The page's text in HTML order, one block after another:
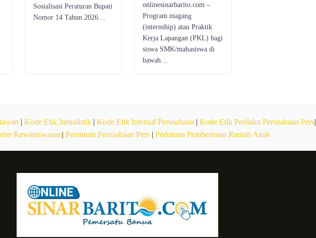
Sosialisasi Peraturan Bupati
Nomor 14 Tahun 2026…
onlinesinarbarito.com –
Program magang
(internship) atau Praktik
Kerja Lapangan (PKL) bagi
siswa SMK/mahasiswa di
bawah…
| Kode Etik Jurnalistik | Kode Etik Internal Perusahaan | Kode Etik Perilaku Perusahaan Pers|
Kewartawanan| Peraturan Perusahaan Pers| Pedoman Pemberitaan Ramah Anak